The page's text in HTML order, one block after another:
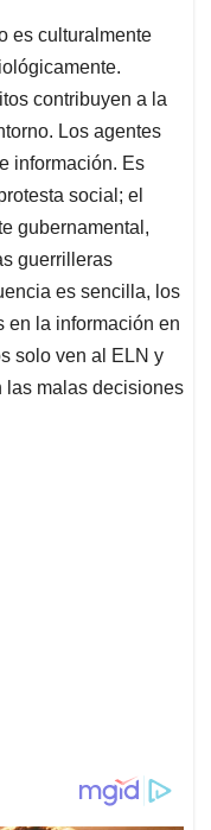
es culturalmente
contribuyen a la
Los agentes
información. Es
social; el
gubernamental,
guerrilleras
es sencilla, los
en la información en
solo ven al ELN y
las malas decisiones